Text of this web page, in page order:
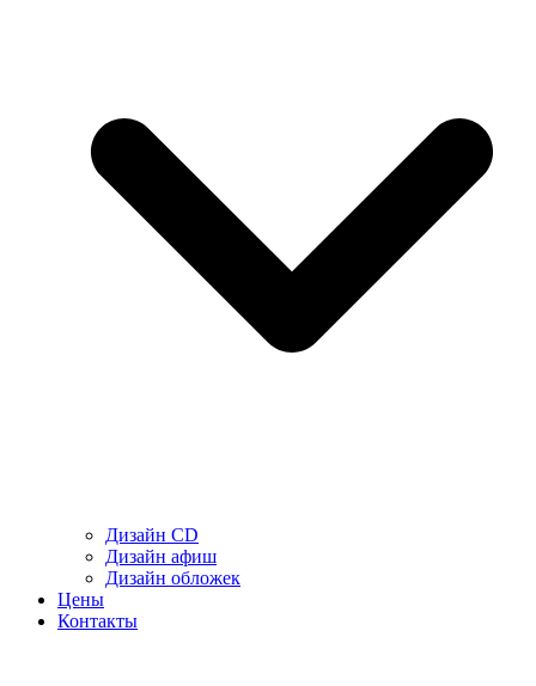
Дизайн CD
Дизайн афиш
Дизайн обложек
Цены
Контакты